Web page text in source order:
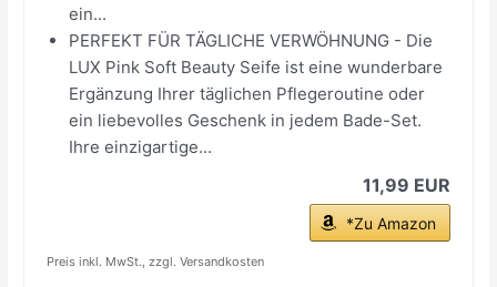
ein...
PERFEKT FÜR TÄGLICHE VERWÖHNUNG - Die
LUX Pink Soft Beauty Seife ist eine wunderbare
Ergänzung Ihrer täglichen Pflegeroutine oder
ein liebevolles Geschenk in jedem Bade-Set.
Ihre einzigartige...
11,99 EUR
*Zu Amazon
Preis inkl. MwSt., zzgl. Versandkosten